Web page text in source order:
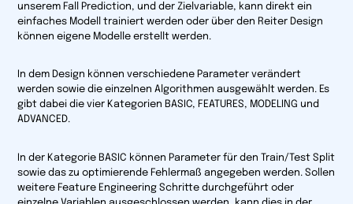
unserem Fall
Prediction, und der Zielvariable, kann direkt ein
einfaches Modell trainiert werden oder über den Reiter Design
können eigene Modelle erstellt werden.
In dem Design können verschiedene Parameter verändert
werden sowie die einzelnen Algorithmen ausgewählt werden. Es
gibt dabei die vier Kategorien BASIC, FEATURES, MODELING und
ADVANCED.
In der Kategorie BASIC können Parameter für den Train/Test Split
sowie das zu optimierende Fehlermaß angegeben werden. Sollen
weitere Feature Engineering Schritte durchgeführt oder